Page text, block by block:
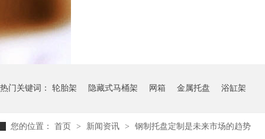
料架
热门关键词： 轮胎架 隐藏式马桶架 网箱 金属托盘 浴缸架
您的位置： 首页 > 新闻资讯 > 钢制托盘定制是未来市场的趋势